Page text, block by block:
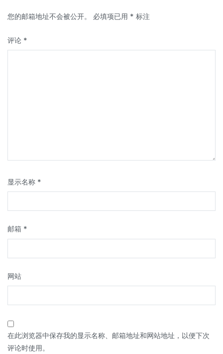
您的邮箱地址不会被公开。 必填项已用 * 标注
评论 *
显示名称 *
邮箱 *
网站
在此浏览器中保存我的显示名称、邮箱地址和网站地址，以便下次
评论时使用。